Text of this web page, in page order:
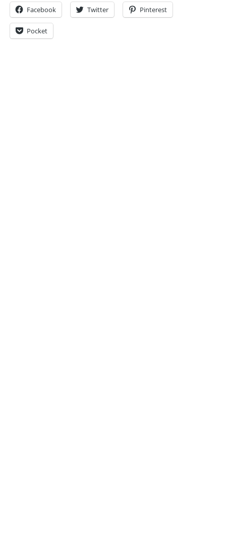
Facebook Twitter Pinterest
Pocket